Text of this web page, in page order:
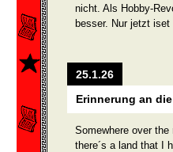
nicht. Als Hobby-
besser. Nur jetzt
25.1.26
Erinnerung an
Somewhere over the
there´s a land that I